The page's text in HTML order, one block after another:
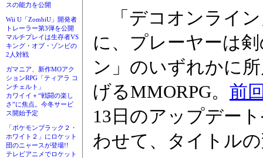
スの能力を公開
Wii U「ZombiU」開発者
トレーラー第3弾を公開
マルチプレイは生存者VS
キング・オブ・ゾンビの
2人対戦
ガマニア、新作MOアク
ションRPG「ティアラ コ
ンチェルト」
カワイイ＋“戦闘の楽し
さ”に焦点。今冬サービ
ス開始予定
「ポケモンブラック２・
ホワイト２」にロケット
団のニャースが登場!!
テレビアニメでロケット
「デコオンライン
に、プレーヤーは
ン」のいずれかに
げるMMORPG。 前
13日のアップデー
わせて、タイトル